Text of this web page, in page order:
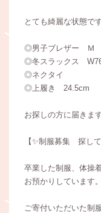
とても綺麗な状態で
◎男子ブレザー Ｍ
◎冬スラックス
◎ネクタイ
◎上履き 24.5cm
お探しの方に届きま
【✨制服募集 探して
卒業した制服、体操
お預かりしています。
ご寄付いただいた制服